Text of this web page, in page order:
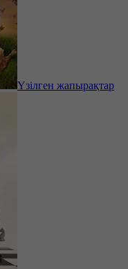
Үзілген жапырақтар